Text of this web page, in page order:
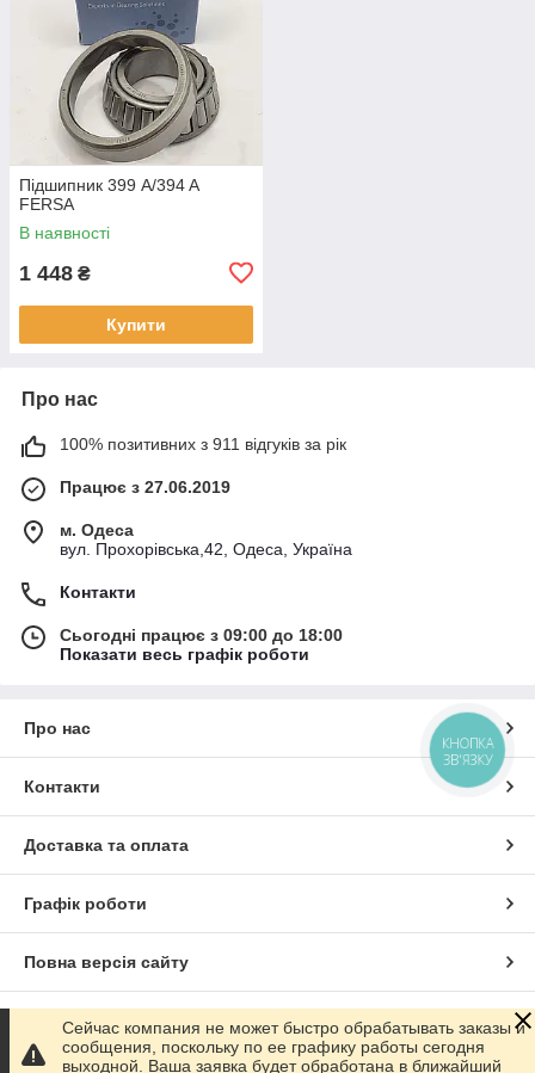
Підшипник 399 A/394 A
FERSA
В наявності
1 448 ₴
Купити
Про нас
100% позитивних з 911 відгуків за рік
Працює з 27.06.2019
м. Одеса
вул. Прохорівська,42, Одеса, Україна
Контакти
Сьогодні працює з 09:00 до 18:00
Показати весь графік роботи
Про нас
Контакти
Доставка та оплата
Графік роботи
Повна версія сайту
Сайт створено на маркетплейсі Prom.ua
Сейчас компания не может быстро обрабатывать заказы и
сообщения, поскольку по ее графику работы сегодня
выходной. Ваша заявка будет обработана в ближайший
КНОПКА
ЗВ'ЯЗКУ